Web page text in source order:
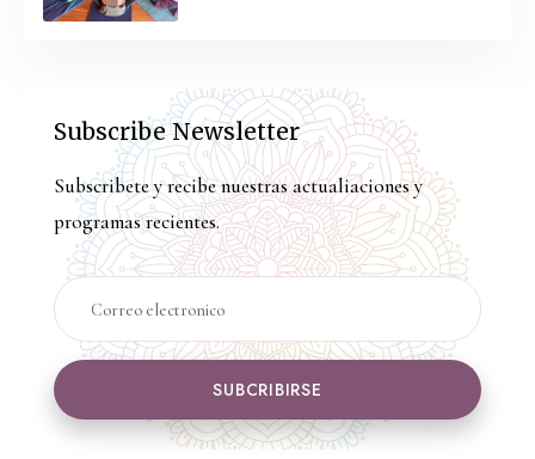
Subscribe Newsletter
Subscribete y recibe nuestras actualiaciones y
programas recientes.
SUBCRIBIRSE